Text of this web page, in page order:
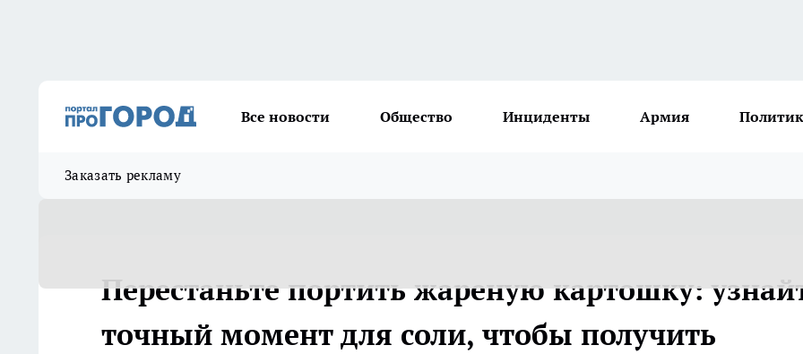
Все новости Общество Инциденты Армия
Заказать рекламу
Перестаньте портить жареную картошку:
точный момент для соли, чтобы получить